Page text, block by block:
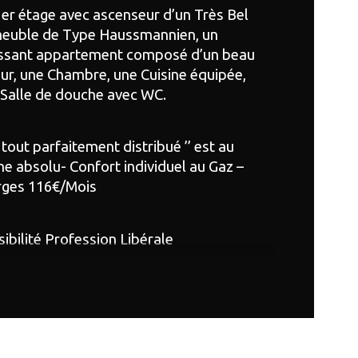
salle d'eau
étage avec ascenseur d’un Très Bel
de Type Haussmannien, un
appartement composé d’un beau
une Chambre, une Cuisine équipée,
de douche avec WC.
tout parfaitement distribué ’’ est au
absolu- Confort individuel au Gaz –
116€/Mois
Profession Libérale